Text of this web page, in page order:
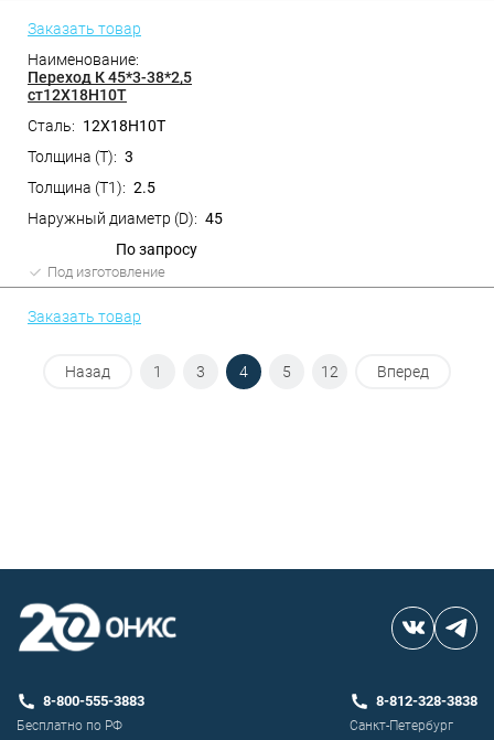
Заказать товар
Переход К 45*3-38*2,5
ст12Х18Н10Т
12Х18Н10Т
3
2.5
45
По запросу
Под изготовление
Заказать товар
Назад 1 3 4 5 12 Вперед
8-800-555-3883
Бесплатно по РФ
8-812-328-3838
Санкт-Петербург